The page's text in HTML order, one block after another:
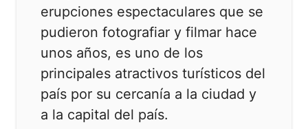
erupciones espectaculares que se
pudieron fotografiar y filmar hace
unos años, es uno de los
principales atractivos turísticos del
país por su cercanía a la ciudad y
a la capital del país.